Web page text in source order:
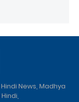
News, Madhya